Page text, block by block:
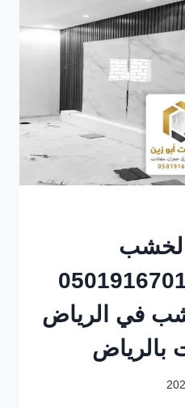
جوال:0501916701
في الرياض
بالرياض